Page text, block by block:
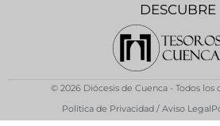
DESCUBRE
© 2026 Diócesis de Cuenca - Todos los
Política de Privacidad / Aviso Legal